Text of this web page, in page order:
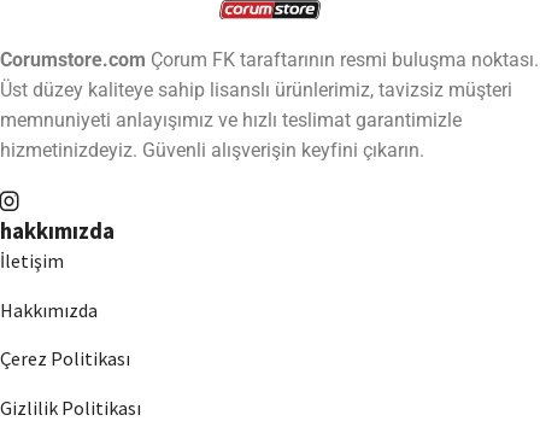
Corumstore.com Çorum FK taraftarının resmi buluşma noktası.
Üst düzey kaliteye sahip lisanslı ürünlerimiz, tavizsiz müşteri
memnuniyeti anlayışımız ve hızlı teslimat garantimizle
hizmetinizdeyiz. Güvenli alışverişin keyfini çıkarın.
hakkımızda
İletişim
Hakkımızda
Çerez Politikası
Gizlilik Politikası